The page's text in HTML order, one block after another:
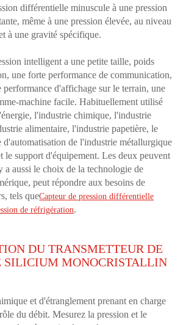
différentielle minuscule à une pression
même à une pression élevée, au niveau
à une gravité spécifique.
intelligent a une petite taille, poids
une forte performance de communication,
performance d'affichage sur le terrain, une
machine facile. Habituellement utilisé
l'industrie chimique, l'industrie
alimentaire, l'industrie papetière, le
d'automatisation de l'industrie métallurgique
le support d'équipement. Les deux peuvent
aussi le choix de la technologie de
peut répondre aux besoins de
tels queCapteur de pression différentielle
de réfrigération.
DU TRANSMETTEUR DE
SILICIUM MONOCRISTALLIN
et d'étranglement prenant en charge
du débit. Mesurez la pression et le